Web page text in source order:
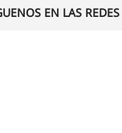
EN LAS REDES